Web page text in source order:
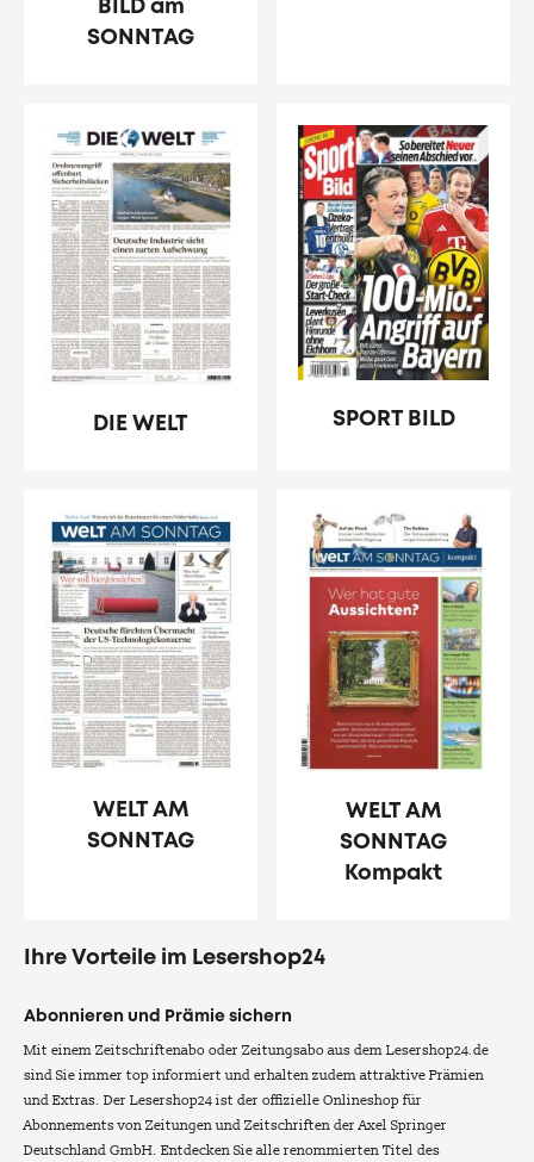
BILD am
SONNTAG
DIE WELT SPORT BILD
WELT AM
SONNTAG
WELT AM
SONNTAG
Kompakt
Ihre Vorteile im Lesershop24
Abonnieren und Prämie sichern
Mit einem Zeitschriftenabo oder Zeitungsabo aus dem Lesershop24.de
sind Sie immer top informiert und erhalten zudem attraktive Prämien
und Extras. Der Lesershop24 ist der offizielle Onlineshop für
Abonnements von Zeitungen und Zeitschriften der Axel Springer
Deutschland GmbH. Entdecken Sie alle renommierten Titel des